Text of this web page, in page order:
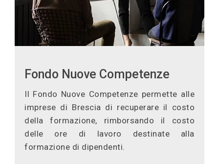
Fondo Nuove Competenze
Il Fondo Nuove Competenze permette alle
imprese di Brescia di recuperare il costo
della formazione, rimborsando il costo
delle ore di lavoro destinate alla
formazione di dipendenti.